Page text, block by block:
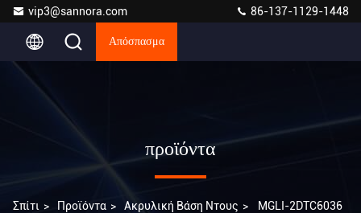
vip3@sannora.com 86-137-1129-1448
Απόσπασμα
προϊόντα
Σπίτι > Προϊόντα > Ακρυλική Βάση Ντους > MGLI-2DTC6036